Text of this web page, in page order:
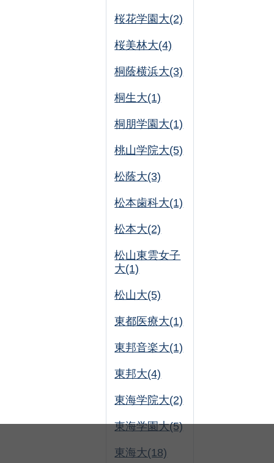
桜花学園大(2)
桜美林大(4)
桐蔭横浜大(3)
桐生大(1)
桐朋学園大(1)
桃山学院大(5)
松蔭大(3)
松本歯科大(1)
松本大(2)
松山東雲女子
大(1)
松山大(5)
東都医療大(1)
東邦音楽大(1)
東邦大(4)
東海学院大(2)
東海学園大(5)
東海大(18)